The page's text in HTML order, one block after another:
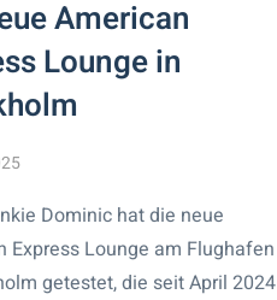
American
Lounge in
Dominic hat die neue
Express Lounge am Flughafen
getestet, die seit April 2024